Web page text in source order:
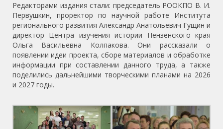
Редакторами издания стали: председатель РООКПО В. И.
Первушкин, проректор по научной работе Института
регионального развития Александр Анатольевич Гущин и
директор Центра изучения истории Пензенского края
Ольга Васильевна Колпакова. Они рассказали о
появлении идеи проекта, сборе материалов и обработке
информации при составлении данного труда, а также
поделились дальнейшими творческими планами на 2026
и 2027 годы.